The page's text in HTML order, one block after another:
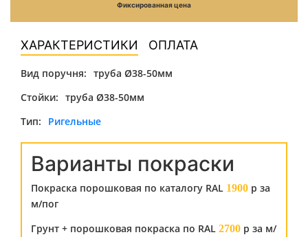
Фиксированная цена
ХАРАКТЕРИСТИКИ ОПЛАТА
Вид поручня: труба Ø38-50мм
Стойки: труба Ø38-50мм
Тип:
Ригельные
Варианты покраски
Покраска порошковая по каталогу RAL 1900 р за
м/пог
Грунт + порошковая покраска по RAL 2700 р за м/